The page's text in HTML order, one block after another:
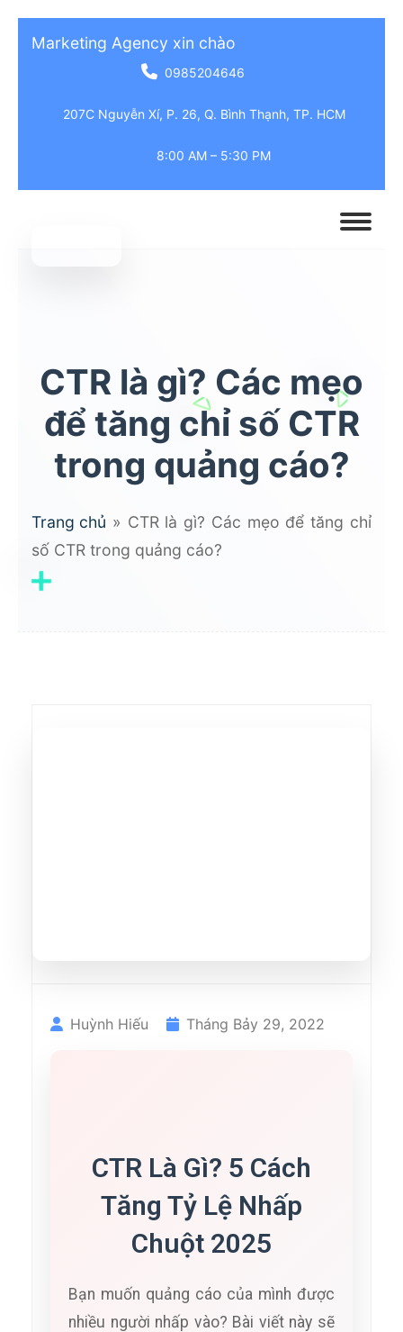
Marketing Agency xin chào
0985204646
207C Nguyễn Xí, P. 26, Q. Bình Thạnh, TP. HCM
8:00 AM – 5:30 PM
CTR là gì? Các mẹo
để tăng chỉ số CTR
trong quảng cáo?
Trang chủ » CTR là gì? Các mẹo để tăng chỉ
số CTR trong quảng cáo?
Huỳnh Hiếu Tháng Bảy 29, 2022
CTR Là Gì? 5 Cách
Tăng Tỷ Lệ Nhấp
Chuột 2025
Bạn muốn quảng cáo của mình được
nhiều người nhấp vào? Bài viết này sẽ